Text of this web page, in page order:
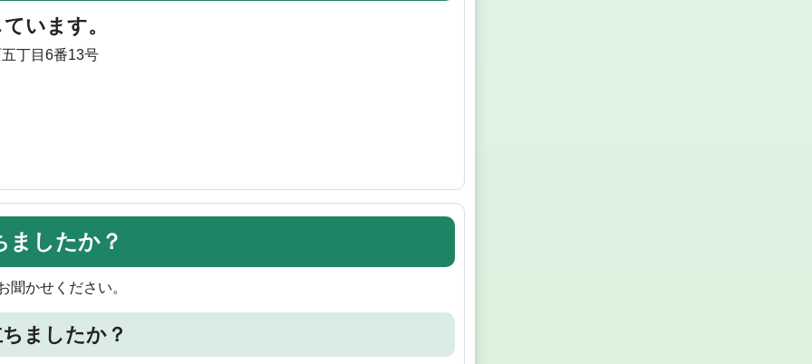
います。
丁目6番13号
ましたか？
かせください。
ましたか？